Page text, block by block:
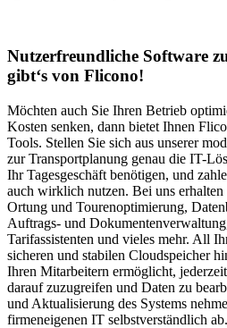
Nutzerfreundliche Software
gibt‘s von Flicono!
Möchten auch Sie Ihren Betrieb
Kosten senken, dann bietet Ihnen
Tools. Stellen Sie sich aus unserer
zur Transportplanung genau die IT-
Ihr Tagesgeschäft benötigen, und
auch wirklich nutzen. Bei uns
Ortung und Tourenoptimierung,
Auftrags- und
Tarifassistenten und vieles mehr. All
sicheren und stabilen Cloudspeicher
Ihren Mitarbeitern ermöglicht,
darauf zuzugreifen und Daten zu
und Aktualisierung des Systems
firmeneigenen IT selbstverständlich ab.